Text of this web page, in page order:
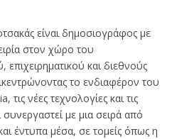
είναι δημοσιογράφος με
στον χώρο του
επιχειρηματικού και διεθνούς
το ενδιαφέρον του
τις νέες τεχνολογίες και τις
με μια σειρά από
έντυπα μέσα, σε τομείς όπως η